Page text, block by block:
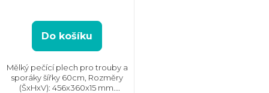
5
hvězdiček.
Do košíku
Mělký pečící plech pro trouby a
sporáky šířky 60cm, Rozměry
(ŠxHxV): 456x360x15 mm.